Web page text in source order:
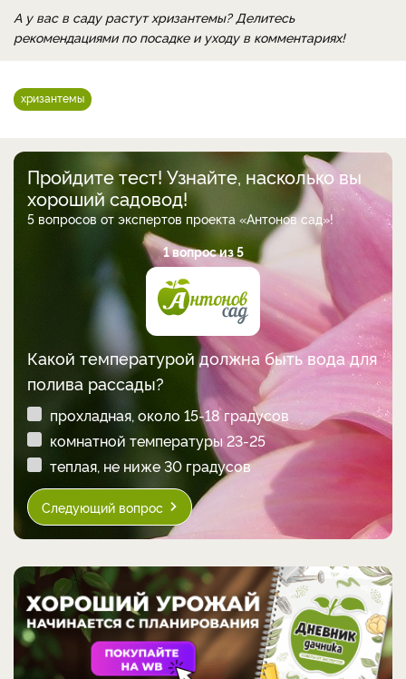
А у вас в саду растут хризантемы? Делитесь
рекомендациями по посадке и уходу в комментариях!
хризантемы
Пройдите тест! Узнайте, насколько вы
хороший садовод!
5 вопросов от экспертов проекта «Антонов сад»!
1 вопрос из 5
Какой температурой должна быть вода для
полива рассады?
прохладная, около 15-18 градусов
комнатной температуры 23-25
теплая, не ниже 30 градусов
Следующий вопрос